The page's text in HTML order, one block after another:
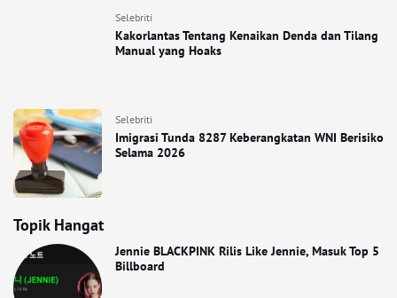
Selebriti
Kakorlantas Tentang Kenaikan Denda dan Tilang
Manual yang Hoaks
Selebriti
Imigrasi Tunda 8287 Keberangkatan WNI Berisiko
Selama 2026
Topik Hangat
Jennie BLACKPINK Rilis Like Jennie, Masuk Top 5
Billboard